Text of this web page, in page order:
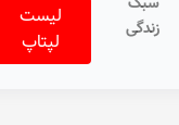
زندگی
لیست
لپتاپ